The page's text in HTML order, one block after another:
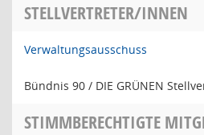
STELLVERTRETER/INNEN
Verwaltungsausschuss
Bündnis 90 / DIE GRÜNEN
STIMMBERECHTIGTE